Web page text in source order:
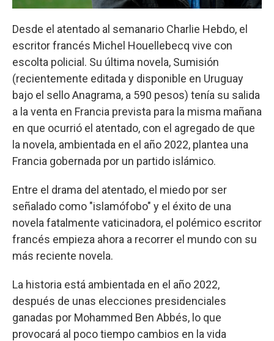
Desde el atentado al semanario Charlie Hebdo, el
escritor francés Michel Houellebecq vive con
escolta policial. Su última novela, Sumisión
(recientemente editada y disponible en Uruguay
bajo el sello Anagrama, a 590 pesos) tenía su salida
a la venta en Francia prevista para la misma mañana
en que ocurrió el atentado, con el agregado de que
la novela, ambientada en el año 2022, plantea una
Francia gobernada por un partido islámico.
Entre el drama del atentado, el miedo por ser
señalado como "islamófobo" y el éxito de una
novela fatalmente vaticinadora, el polémico escritor
francés empieza ahora a recorrer el mundo con su
más reciente novela.
La historia está ambientada en el año 2022,
después de unas elecciones presidenciales
ganadas por Mohammed Ben Abbés, lo que
provocará al poco tiempo cambios en la vida